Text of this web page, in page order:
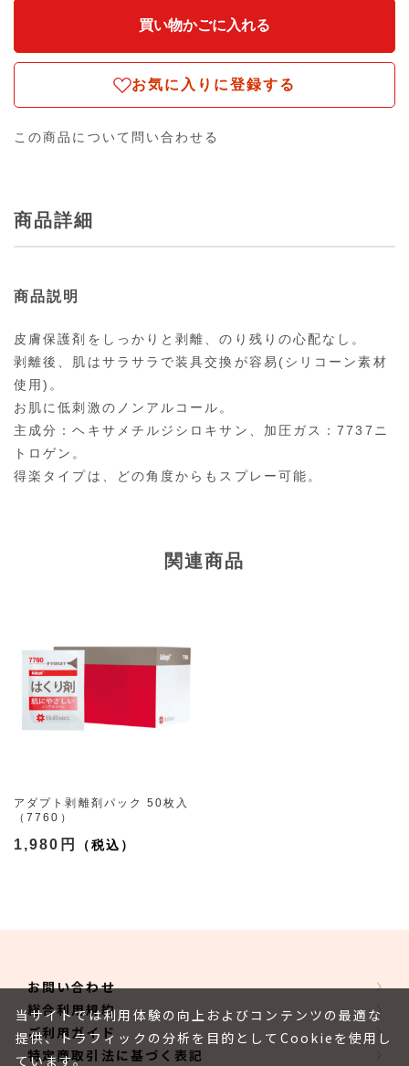
お気に入りに登録する
この商品について問い合わせる
商品詳細
商品説明
皮膚保護剤をしっかりと剥離、のり残りの心配なし。
剥離後、肌はサラサラで装具交換が容易(シリコーン素材
使用)。
お肌に低刺激のノンアルコール。
主成分：ヘキサメチルジシロキサン、加圧ガス：7737ニ
トロゲン。
得楽タイプは、どの角度からもスプレー可能。
関連商品
アダプト剥離剤パック 50枚入
（7760）
1,980円
お問い合わせ
総合利用規約
ご利用ガイド
特定商取引法に基づく表記
当サイトでは利用体験の向上およびコンテンツの最適な
提供、トラフィックの分析を目的としてCookieを使用し
ています。